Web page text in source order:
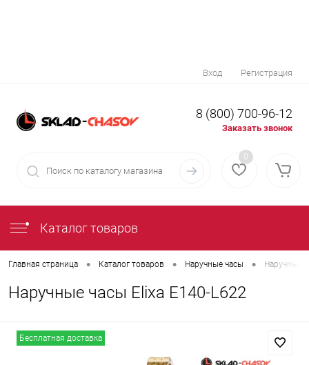
Вход Регистрация
8 (800) 700-96-12
Заказать звонок
0
Каталог товаров
Главная страница • Каталог товаров • Наручные часы • Наручные
Наручные часы Elixa E140-L622
Бесплатная доставка